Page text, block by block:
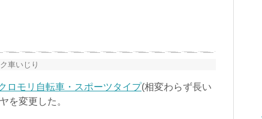
車いじり
ロモリ自転車・スポーツタイプ(相変わらず長い
を変更した。